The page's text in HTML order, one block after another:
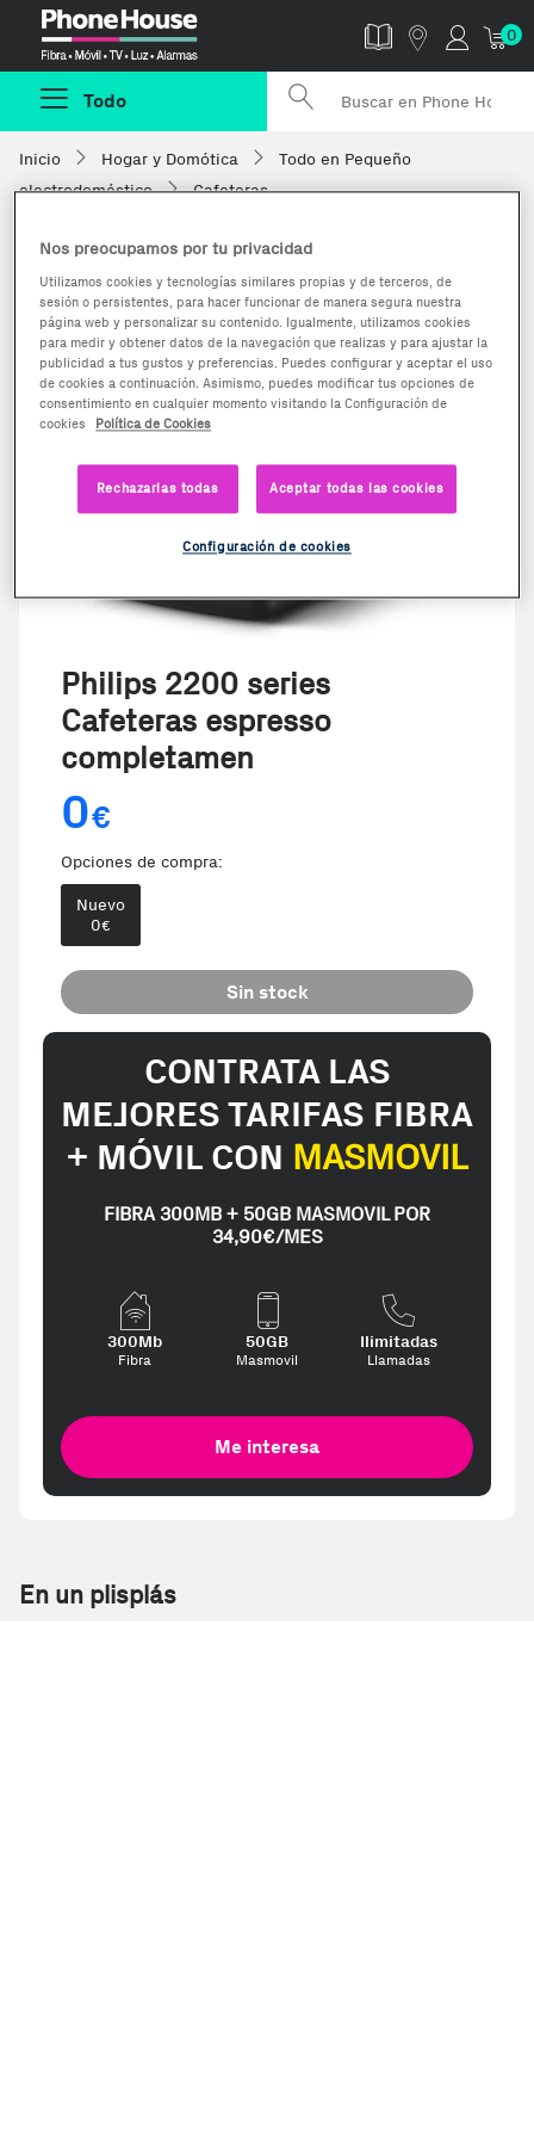
0
Todo
Inicio Hogar y Domótica
Todo en Pequeño
electrodoméstico
Cafeteras
Philips 2200 series
Cafeteras espresso
completamen
0€
Opciones de compra:
Nuevo
0€
Sin stock
CONTRATA LAS
MEJORES TARIFAS FIBRA
+ MÓVIL CON MASMOVIL
FIBRA 300MB + 50GB MASMOVIL POR
34,90€/MES
300Mb
Fibra
50GB
Masmovil
Ilimitadas
Llamadas
Me interesa
En un plisplás
Nos preocupamos por tu privacidad
Utilizamos cookies y tecnologías similares propias y de terceros, de
sesión o persistentes, para hacer funcionar de manera segura nuestra
página web y personalizar su contenido. Igualmente, utilizamos cookies
para medir y obtener datos de la navegación que realizas y para ajustar la
publicidad a tus gustos y preferencias. Puedes configurar y aceptar el uso
de cookies a continuación. Asimismo, puedes modificar tus opciones de
consentimiento en cualquier momento visitando la Configuración de
cookies
Política de Cookies
Rechazarlas todas Aceptar todas las cookies
Configuración de cookies